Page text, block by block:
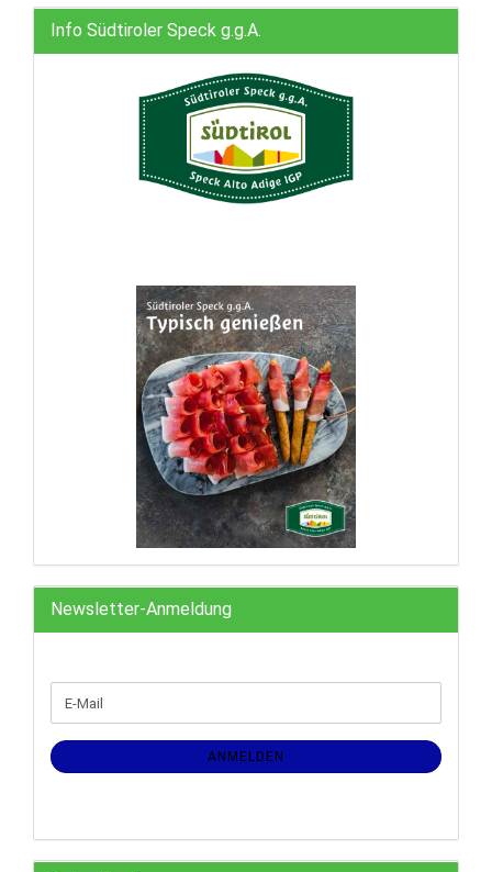
Info Südtiroler Speck g.g.A.
Newsletter-Anmeldung
ZUR
ANMELDUNG
E-
Mail
ANMELDEN